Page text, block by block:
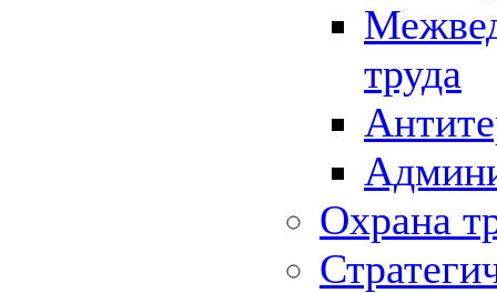
труда
Охрана